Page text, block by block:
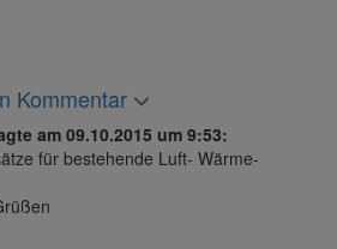
Kommentar
am 09.10.2015 um 9:53:
für bestehende Luft- Wärme­